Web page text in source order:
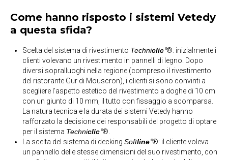
Come hanno risposto i sistemi Vetedy
a questa sfida?
Scelta del sistema di rivestimento Techniclic ®®: inizialmente i
clienti volevano un rivestimento in pannelli di legno. Dopo
diversi sopralluoghi nella regione (compreso il rivestimento
del ristorante Gur di Mouscron), i clienti si sono convinti a
scegliere l’aspetto estetico del rivestimento a doghe di 10 cm
con un giunto di 10 mm, il tutto con fissaggio a scomparsa.
La natura tecnica e la durata dei sistemi Vetedy hanno
rafforzato la decisione dei responsabili del progetto di optare
per il sistema Techniclic ®®.
La scelta del sistema di decking Softline ®®: il cliente voleva
un pannello delle stesse dimensioni del suo rivestimento, con